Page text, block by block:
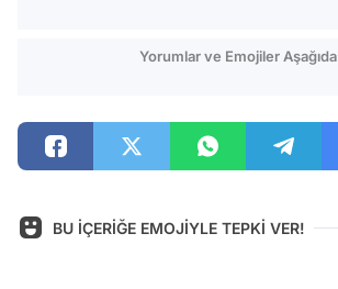
Yorumlar ve Emojiler Aşağıda
BU İÇERİĞE EMOJİYLE TEPKİ VER!